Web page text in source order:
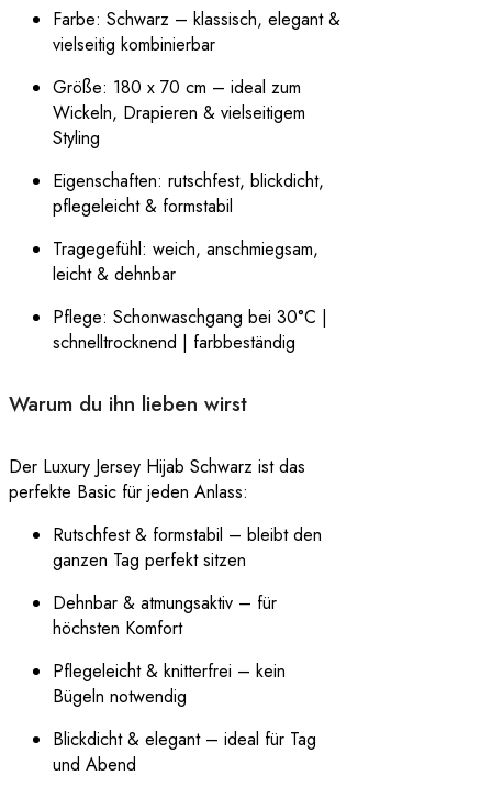
Farbe: Schwarz – klassisch, elegant &
vielseitig kombinierbar
Größe: 180 x 70 cm – ideal zum
Wickeln, Drapieren & vielseitigem
Styling
Eigenschaften: rutschfest, blickdicht,
pflegeleicht & formstabil
Tragegefühl: weich, anschmiegsam,
leicht & dehnbar
Pflege: Schonwaschgang bei 30°C |
schnelltrocknend | farbbeständig
Warum du ihn lieben wirst
Der Luxury Jersey Hijab Schwarz ist das
perfekte Basic für jeden Anlass:
Rutschfest & formstabil – bleibt den
ganzen Tag perfekt sitzen
Dehnbar & atmungsaktiv – für
höchsten Komfort
Pflegeleicht & knitterfrei – kein
Bügeln notwendig
Blickdicht & elegant – ideal für Tag
und Abend